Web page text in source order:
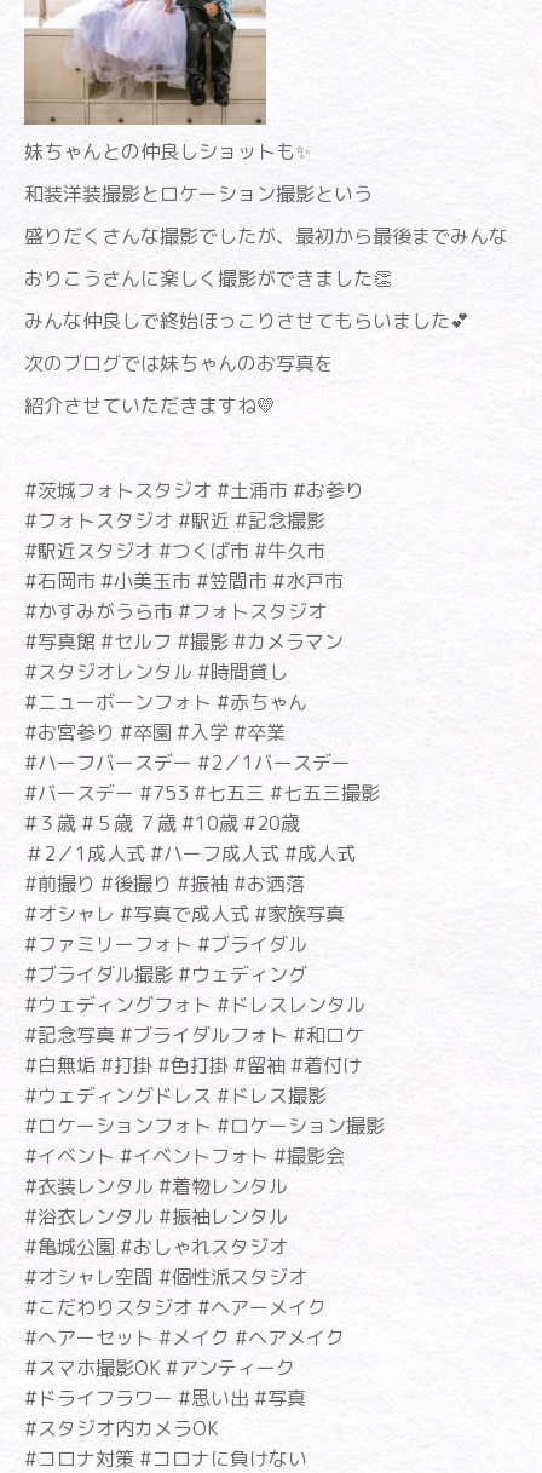
妹ちゃんとの仲良しショットも✨
和装洋装撮影とロケーション撮影という
盛りだくさんな撮影でしたが、最初から最後までみんな
おりこうさんに楽しく撮影ができました👏
みんな仲良しで終始ほっこりさせてもらいました💕
次のブログでは妹ちゃんのお写真を
紹介させていただきますね💛
#茨城フォトスタジオ #土浦市 #お参り
#フォトスタジオ #駅近 #記念撮影
#駅近スタジオ #つくば市 #牛久市
#石岡市 #小美玉市 #笠間市 #水戸市
#かすみがうら市 #フォトスタジオ
#写真館 #セルフ #撮影 #カメラマン
#スタジオレンタル #時間貸し
#ニューボーンフォト #赤ちゃん
#お宮参り #卒園 #入学 #卒業
#ハーフバースデー #2／1バースデー
#バースデー #753 #七五三 #七五三撮影
#３歳 #５歳 ７歳 #10歳 #20歳
＃2／1成人式 #ハーフ成人式 #成人式
#前撮り #後撮り #振袖 #お洒落
#オシャレ #写真で成人式 #家族写真
#ファミリーフォト #ブライダル
#ブライダル撮影 #ウェディング
#ウェディングフォト #ドレスレンタル
#記念写真 #ブライダルフォト #和ロケ
#白無垢 #打掛 #色打掛 #留袖 #着付け
#ウェディングドレス #ドレス撮影
#ロケーションフォト #ロケーション撮影
#イベント #イベントフォト #撮影会
#衣装レンタル #着物レンタル
#浴衣レンタル #振袖レンタル
#亀城公園 #おしゃれスタジオ
#オシャレ空間 #個性派スタジオ
#こだわりスタジオ #ヘアーメイク
#ヘアーセット #メイク #ヘアメイク
#スマホ撮影OK #アンティーク
#ドライフラワー #思い出 #写真
#スタジオ内カメラOK
#コロナ対策 #コロナに負けない